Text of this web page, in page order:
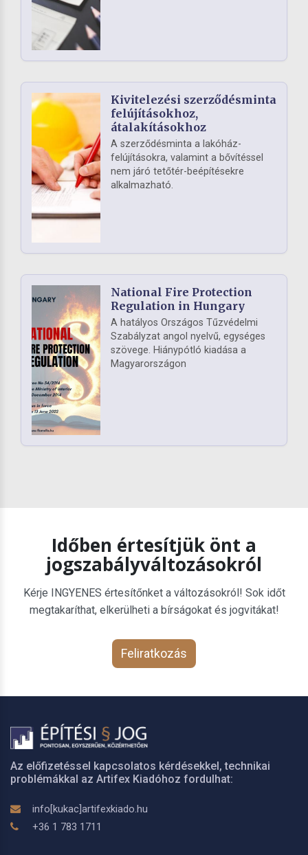
Kivitelezési szerződésminta
felújításokhoz,
átalakításokhoz
A szerződésminta a lakóház-
felújításokra, valamint a bővítéssel
nem járó tetőtér-beépítésekre
alkalmazható.
National Fire Protection
Regulation in Hungary
A hatályos Országos Tűzvédelmi
Szabályzat angol nyelvű, egységes
szövege. Hiánypótló kiadása a
Magyarországon
Időben értesítjük önt a
jogszabályváltozásokról
Kérje INGYENES értesítőnket a változásokról! Sok időt
megtakaríthat, elkerülheti a bírságokat és jogvitákat!
Feliratkozás
Az előfizetéssel kapcsolatos kérdésekkel, technikai
problémákkal az Artifex Kiadóhoz fordulhat:
info[kukac]artifexkiado.hu
+36 1 783 1711